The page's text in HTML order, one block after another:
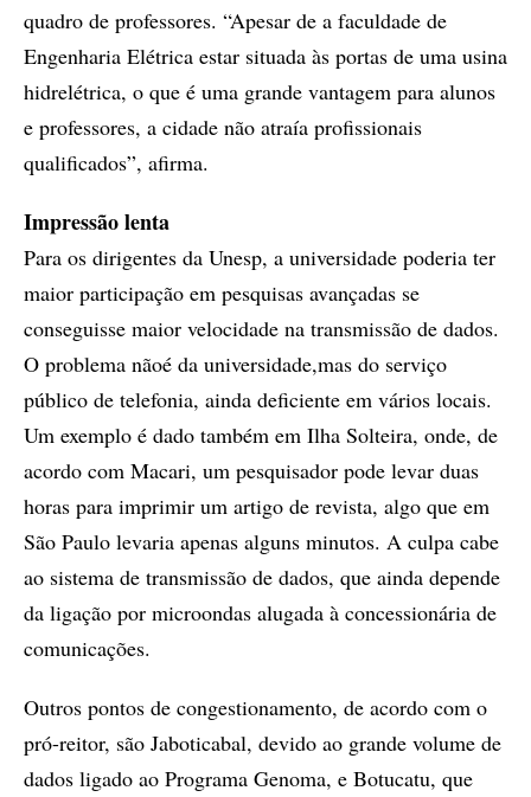
quadro de professores. “Apesar de a faculdade de
Engenharia Elétrica estar situada às portas de uma usina
hidrelétrica, o que é uma grande vantagem para alunos
e professores, a cidade não atraía profissionais
qualificados”, afirma.
Impressão lenta
Para os dirigentes da Unesp, a universidade poderia ter
maior participação em pesquisas avançadas se
conseguisse maior velocidade na transmissão de dados.
O problema nãoé da universidade,mas do serviço
público de telefonia, ainda deficiente em vários locais.
Um exemplo é dado também em Ilha Solteira, onde, de
acordo com Macari, um pesquisador pode levar duas
horas para imprimir um artigo de revista, algo que em
São Paulo levaria apenas alguns minutos. A culpa cabe
ao sistema de transmissão de dados, que ainda depende
da ligação por microondas alugada à concessionária de
comunicações.
Outros pontos de congestionamento, de acordo com o
pró-reitor, são Jaboticabal, devido ao grande volume de
dados ligado ao Programa Genoma, e Botucatu, que